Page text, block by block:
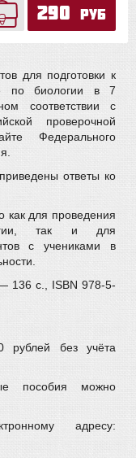
290 руб
для подготовки к
по биологии в 7
соответствии с
проверочной
Федерального
ответы ко
как для проведения
так и для
с учениками в
136 с., ISBN 978-5-
рублей без учёта
пособия можно
адресу: